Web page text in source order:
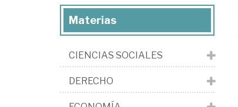
Materias
CIENCIAS SOCIALES
DERECHO